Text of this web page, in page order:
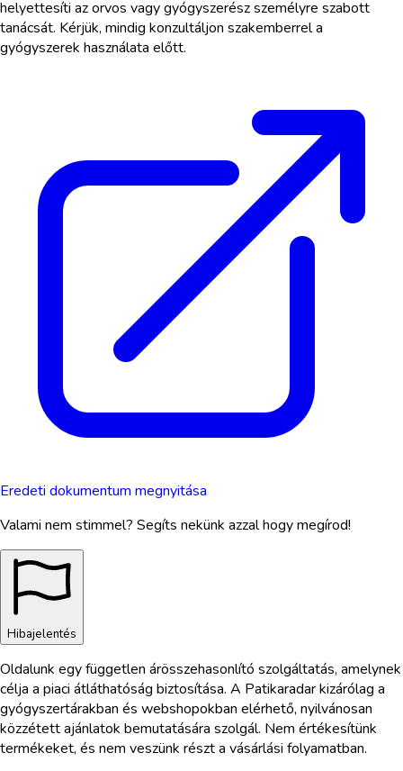
helyettesíti az orvos vagy gyógyszerész személyre szabott
tanácsát. Kérjük, mindig konzultáljon szakemberrel a
gyógyszerek használata előtt.
Eredeti dokumentum megnyitása
Valami nem stimmel? Segíts nekünk azzal hogy megírod!
Hibajelentés
Oldalunk egy független árösszehasonlító szolgáltatás, amelynek
célja a piaci átláthatóság biztosítása. A Patikaradar kizárólag a
gyógyszertárakban és webshopokban elérhető, nyilvánosan
közzétett ajánlatok bemutatására szolgál. Nem értékesítünk
termékeket, és nem veszünk részt a vásárlási folyamatban.